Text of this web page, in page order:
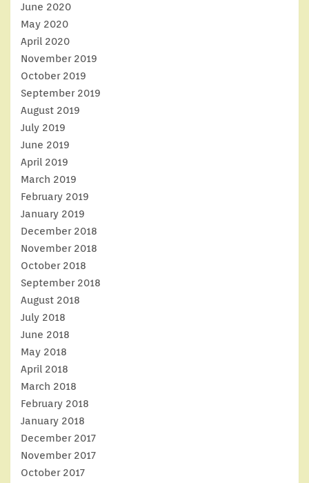
June 2020
May 2020
April 2020
November 2019
October 2019
September 2019
August 2019
July 2019
June 2019
April 2019
March 2019
February 2019
January 2019
December 2018
November 2018
October 2018
September 2018
August 2018
July 2018
June 2018
May 2018
April 2018
March 2018
February 2018
January 2018
December 2017
November 2017
October 2017